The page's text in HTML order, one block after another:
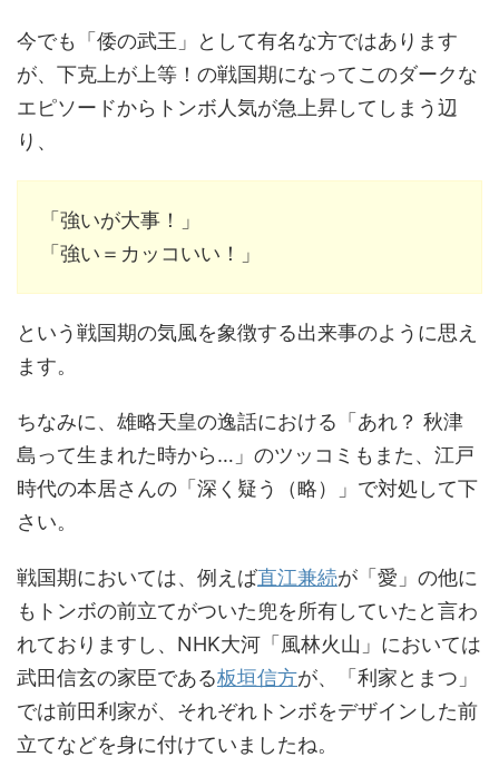
今でも「倭の武王」として有名な方ではあります
が、下克上が上等！の戦国期になってこのダークな
エピソードからトンボ人気が急上昇してしまう辺
り、
「強いが大事！」
「強い＝カッコいい！」
という戦国期の気風を象徴する出来事のように思え
ます。
ちなみに、雄略天皇の逸話における「あれ？ 秋津
島って生まれた時から…」のツッコミもまた、江戸
時代の本居さんの「深く疑う（略）」で対処して下
さい。
戦国期においては、例えば直江兼続が「愛」の他に
もトンボの前立てがついた兜を所有していたと言わ
れておりますし、NHK大河「風林火山」においては
武田信玄の家臣である板垣信方が、「利家とまつ」
では前田利家が、それぞれトンボをデザインした前
立てなどを身に付けていましたね。